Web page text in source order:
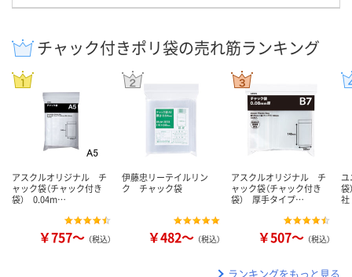
チャック付きポリ袋の売れ筋ランキング
アスクルオリジナル チ
ャック袋（チャック付き
袋） 0.04m…
￥757～ （税込）
伊藤忠リーテイルリン
ク チャック袋
￥482～ （税込）
アスクルオリジナル チ
ャック袋（チャック付き
袋） 厚手タイプ…
￥507～ （税込）
ユ
袋
ランキングをもっと見る